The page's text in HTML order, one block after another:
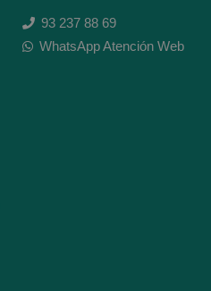
93 237 88 69
WhatsApp Atención Web